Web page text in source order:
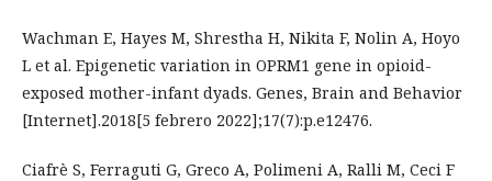
Wachman E, Hayes M, Shrestha H, Nikita F, Nolin A, Hoyo
L et al. Epigenetic variation in OPRM1 gene in opioid-
exposed mother-infant dyads. Genes, Brain and Behavior
[Internet].2018[5 febrero 2022];17(7):p.e12476.
Ciafrè S, Ferraguti G, Greco A, Polimeni A, Ralli M, Ceci F